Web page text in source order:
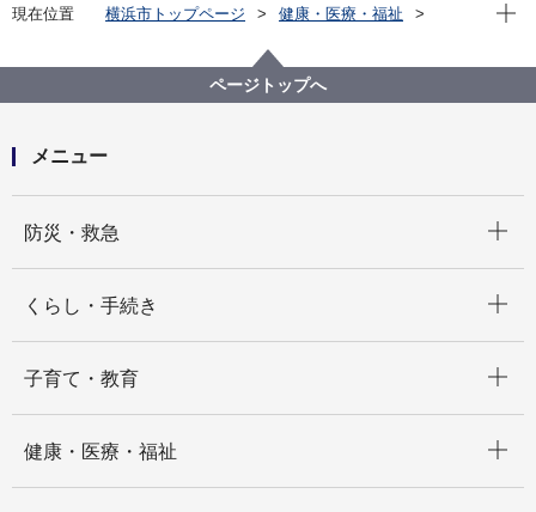
現在位置 横浜市トップページ
健康・医療・福祉
在宅人工呼吸器使用患者支援事業
現在
ページトップへ
メニュー
防災・救急
くらし・手続き
子育て・教育
健康・医療・福祉